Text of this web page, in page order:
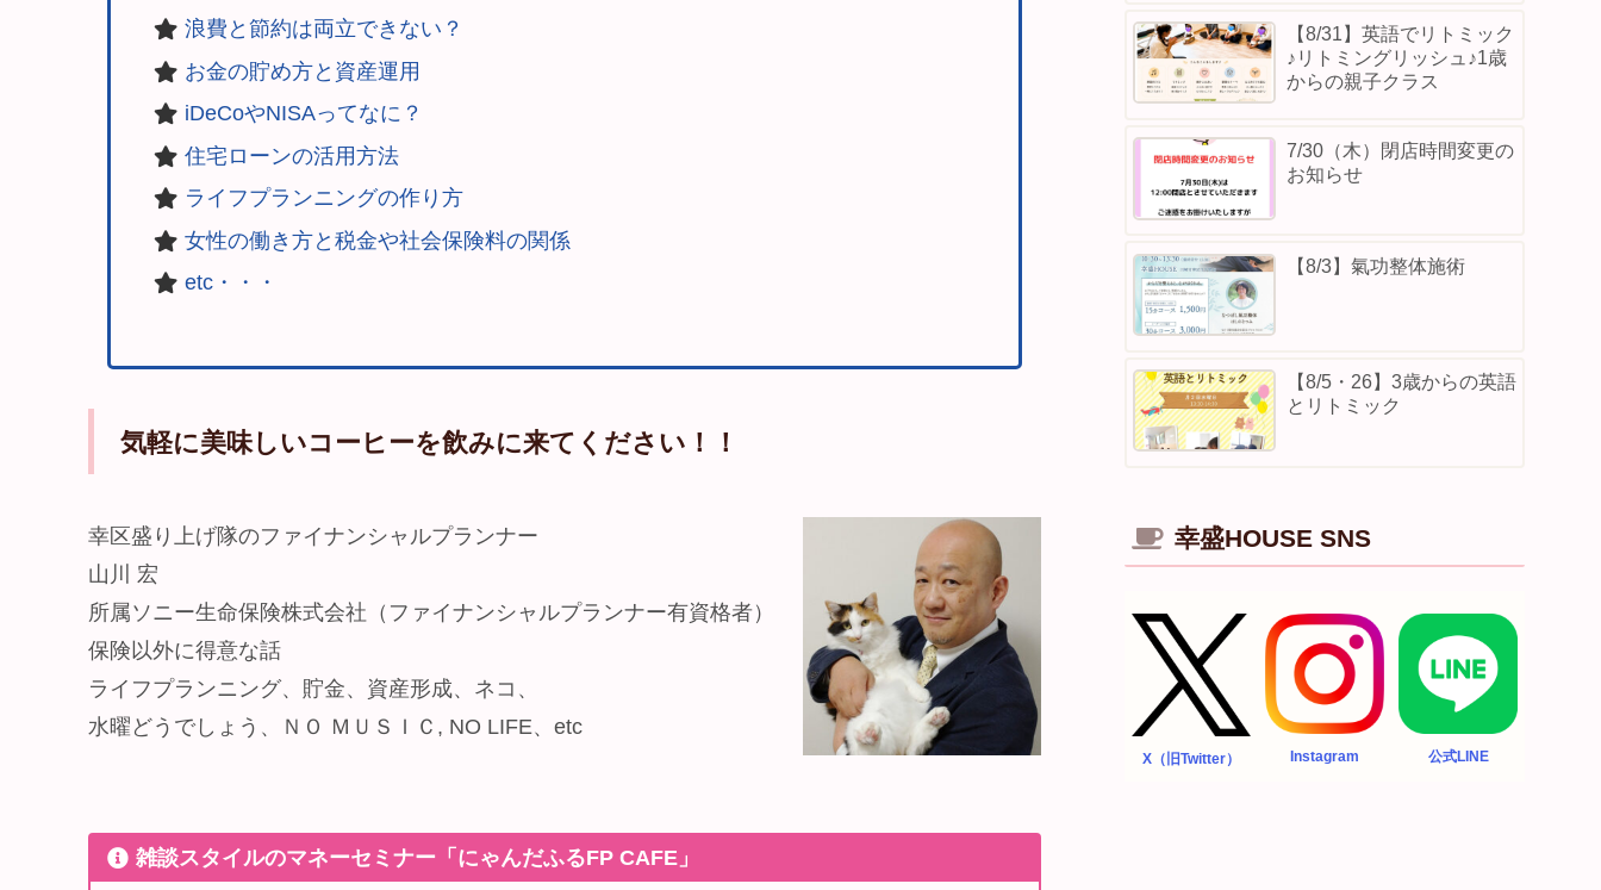
浪費と節約は両立できない？
お金の貯め方と資産運用
iDeCoやNISAってなに？
住宅ローンの活用方法
ライフプランニングの作り方
女性の働き方と税金や社会保険料の関係
etc・・・
気軽に美味しいコーヒーを飲みに来てください！！
幸区盛り上げ隊のファイナンシャルプランナー
山川 宏
所属ソニー生命保険株式会社（ファイナンシャルプランナー有資格者）
保険以外に得意な話
ライフプランニング、貯金、資産形成、ネコ、
水曜どうでしょう、ＮＯ ＭＵＳＩＣ, NO LIFE、etc
雑談スタイルのマネーセミナー「にゃんだふるFP CAFE」
【8/31】英語でリトミック
♪リトミングリッシュ♪1歳
からの親子クラス
7/30（木）閉店時間変更の
お知らせ
【8/3】⁡氣功整体施術
【8/5・26】3歳からの英語
とリトミック
幸盛HOUSE SNS
X（旧Twitter） Instagram 公式LINE